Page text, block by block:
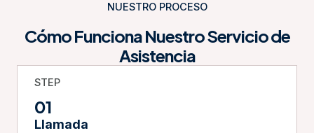
NUESTRO PROCESO
Cómo Funciona Nuestro Servicio de
Asistencia
STEP
01
Llamada